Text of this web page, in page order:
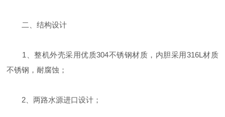
二、结构设计
1、整机外壳采用优质304不锈钢材质，内胆采用316L材质
不锈钢，耐腐蚀；
2、两路水源进口设计；